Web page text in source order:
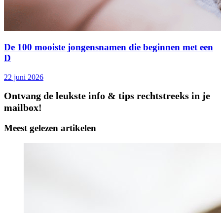
De 100 mooiste jongensnamen die beginnen met een
D
22 juni 2026
Ontvang de leukste info & tips rechtstreeks in je
mailbox!
Meest gelezen artikelen